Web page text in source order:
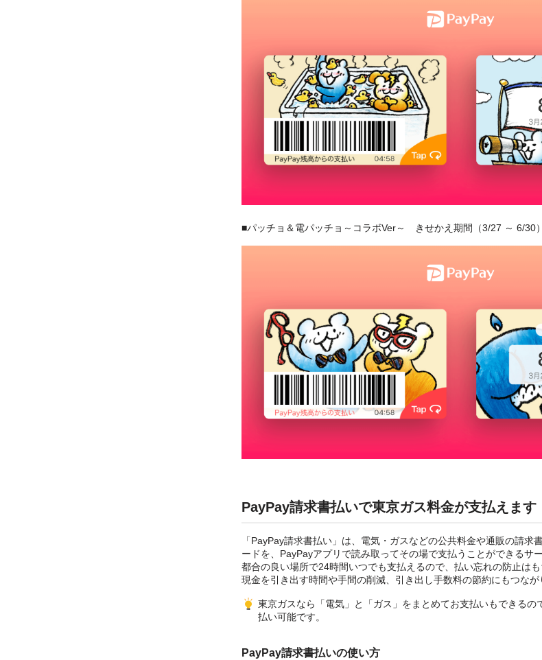
■パッチョ＆電パッチョ～コラボVer～ きせかえ期間（3/27 ～ 6/30）
PayPay請求書払いで東京ガス料金が支払えます
「PayPay請求書払い」は、電気・ガスなどの公共料金や通販の請求
ードを、PayPayアプリで読み取ってその場で支払うことができるサー
都合の良い場所で24時間いつでも支払えるので、払い忘れの防止は
現金を引き出す時間や手間の削減、引き出し手数料の節約にもつなが
東京ガスなら「電気」と「ガス」をまとめてお支払いもできるの
払い可能です。
PayPay請求書払いの使い方